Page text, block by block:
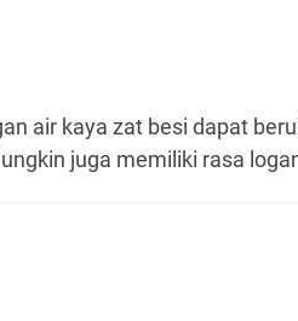
air kaya zat besi dapat
juga memiliki rasa